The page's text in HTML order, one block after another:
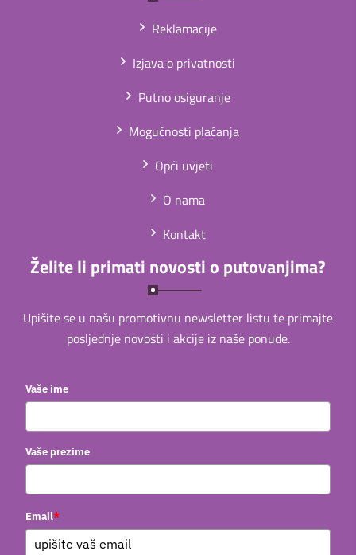
Reklamacije
Izjava o privatnosti
Putno osiguranje
Mogućnosti plaćanja
Opći uvjeti
O nama
Kontakt
Želite li primati novosti o putovanjima?
Upišite se u našu promotivnu newsletter listu te primajte
posljednje novosti i akcije iz naše ponude.
Vaše ime
Vaše prezime
Email*